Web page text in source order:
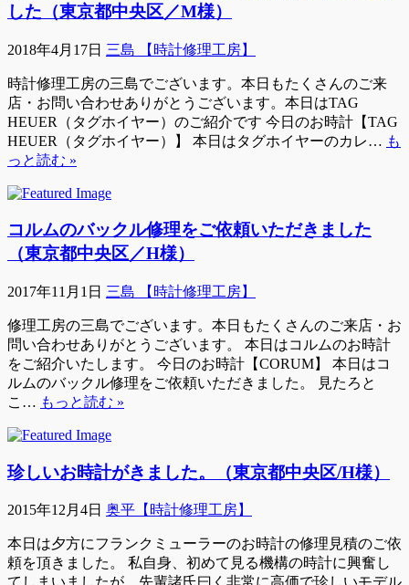
した（東京都中央区／M様）
2018年4月17日 三島 【時計修理工房】
時計修理工房の三島でございます。本日もたくさんのご来
店・お問い合わせありがとうございます。本日はTAG
HEUER（タグホイヤー）のご紹介です 今日のお時計【TAG
HEUER（タグホイヤー）】 本日はタグホイヤーのカレ… も
っと読む »
コルムのバックル修理をご依頼いただきました
（東京都中央区／H様）
2017年11月1日 三島 【時計修理工房】
修理工房の三島でございます。本日もたくさんのご来店・お
問い合わせありがとうございます。 本日はコルムのお時計
をご紹介いたします。 今日のお時計【CORUM】 本日はコ
ルムのバックル修理をご依頼いただきました。 見たろと
こ… もっと読む »
珍しいお時計がきました。（東京都中央区/H様）
2015年12月4日 奥平【時計修理工房】
本日は夕方にフランクミューラーのお時計の修理見積のご依
頼を頂きました。 私自身、初めて見る機構の時計に興奮し